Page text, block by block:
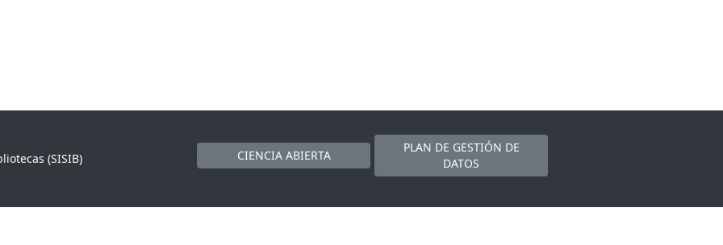
(SISIB)
CIENCIA ABIERTA
PLAN DE GESTIÓN DE
DATOS